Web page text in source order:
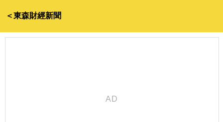
＜東森財經新聞